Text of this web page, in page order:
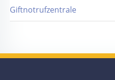
Giftnotrufzentrale